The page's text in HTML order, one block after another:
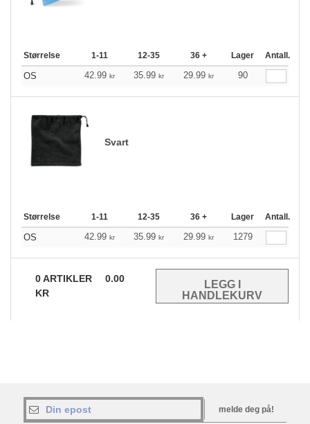
Størrelse 1-11 12-35 36 + Lager Antall.
OS 42.99 kr 35.99 kr 29.99 kr 90
Svart
Størrelse 1-11 12-35 36 + Lager Antall.
OS 42.99 kr 35.99 kr 29.99 kr 1279
0ARTIKLER
0.00
KR
melde deg på!